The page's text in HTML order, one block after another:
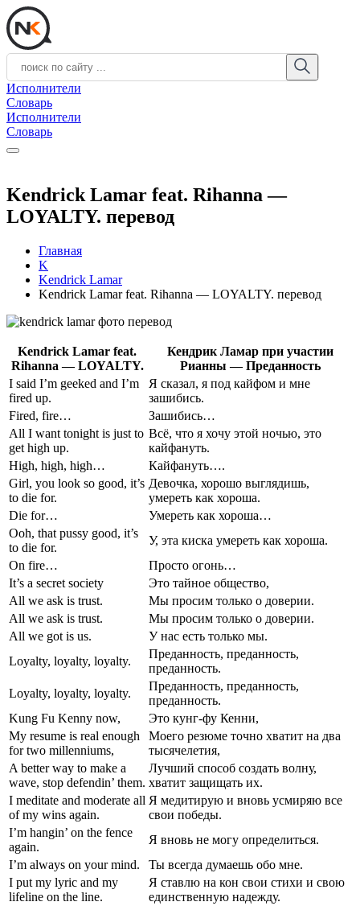
Исполнители
Словарь
Исполнители
Словарь
Kendrick Lamar feat. Rihanna —
LOYALTY. перевод
Главная
K
Kendrick Lamar
Kendrick Lamar feat. Rihanna — LOYALTY. перевод
Kendrick Lamar feat.
Rihanna — LOYALTY.
Кендрик Ламар при участии
Рианны — Преданность
I said I’m geeked and I’m
fired up.
Я сказал, я под кайфом и мне
зашибись.
Fired, fire…
Зашибись…
All I want tonight is just to
get high up.
Всё, что я хочу этой ночью, это
кайфануть.
High, high, high…
Кайфануть….
Girl, you look so good, it’s
to die for.
Девочка, хорошо выглядишь,
умереть как хороша.
Die for…
Умереть как хороша…
Ooh, that pussy good, it’s
to die for.
У, эта киска умереть как хороша.
On fire…
Просто огонь…
It’s a secret society
Это тайное общество,
All we ask is trust.
Мы просим только о доверии.
All we ask is trust.
Мы просим только о доверии.
All we got is us.
У нас есть только мы.
Loyalty, loyalty, loyalty.
Преданность, преданность,
преданность.
Loyalty, loyalty, loyalty.
Преданность, преданность,
преданность.
Kung Fu Kenny now,
Это кунг-фу Кенни,
My resume is real enough
for two millenniums,
Моего резюме точно хватит на два
тысячелетия,
A better way to make a
wave, stop defendin’ them.
Лучший способ создать волну,
хватит защищать их.
I meditate and moderate all
of my wins again.
Я медитирую и вновь усмиряю все
свои победы.
I’m hangin’ on the fence
again.
Я вновь не могу определиться.
I’m always on your mind.
Ты всегда думаешь обо мне.
I put my lyric and my
lifeline on the line.
Я ставлю на кон свои стихи и свою
единственную надежду.